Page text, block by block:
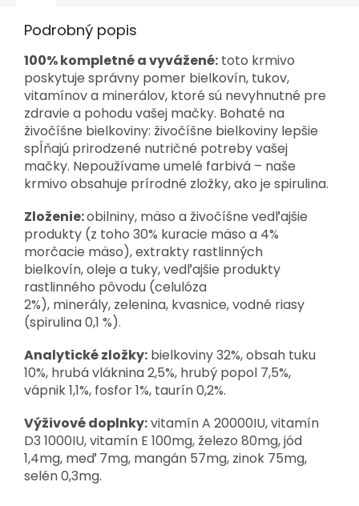
Podrobný popis
100% kompletné a vyvážené: toto krmivo
poskytuje správny pomer bielkovín, tukov,
vitamínov a minerálov, ktoré sú nevyhnutné pre
zdravie a pohodu vašej mačky. Bohaté na
živočíšne bielkoviny: živočíšne bielkoviny lepšie
spĺňajú prirodzené nutričné potreby vašej
mačky. Nepoužívame umelé farbivá – naše
krmivo obsahuje prírodné zložky, ako je spirulina.
Zloženie:obilniny, mäso a živočíšne vedľajšie
produkty (z toho 30% kuracie mäso a 4%
morčacie mäso),extrakty rastlinných
bielkovín,oleje a tuky,vedľajšie produkty
rastlinného pôvodu (celulóza
2%), minerály, zelenina, kvasnice,vodné riasy
(spirulina 0,1 %).
Analytické zložky: bielkoviny 32%, obsah tuku
10%, hrubá vláknina 2,5%, hrubý popol 7,5%,
vápnik 1,1%, fosfor 1%, taurín 0,2%.
Výživové doplnky:vitamín A 20000IU, vitamín
D3 1000IU, vitamín E 100mg, železo 80mg, jód
1,4mg, meď 7mg, mangán 57mg, zinok 75mg,
selén 0,3mg.